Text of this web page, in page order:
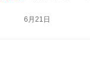
6月21日